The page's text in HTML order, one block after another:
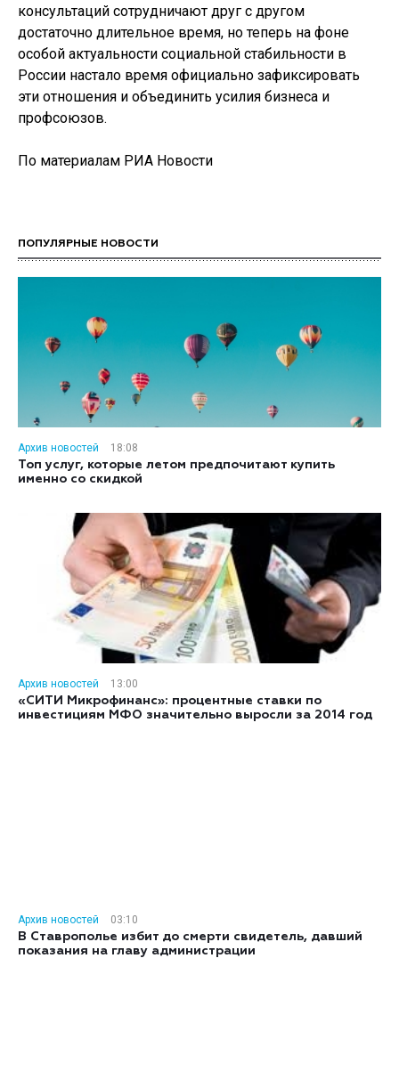
консультаций сотрудничают друг с другом
достаточно длительное время, но теперь на фоне
особой актуальности социальной стабильности в
России настало время официально зафиксировать
эти отношения и объединить усилия бизнеса и
профсоюзов.
По материалам РИА Новости
ПОПУЛЯРНЫЕ НОВОСТИ
Архив новостей
18:08
Топ услуг, которые летом предпочитают купить
именно со скидкой
Архив новостей
13:00
«СИТИ Микрофинанс»: процентные ставки по
инвестициям МФО значительно выросли за 2014 год
Архив новостей
03:10
В Ставрополье избит до смерти свидетель, давший
показания на главу администрации